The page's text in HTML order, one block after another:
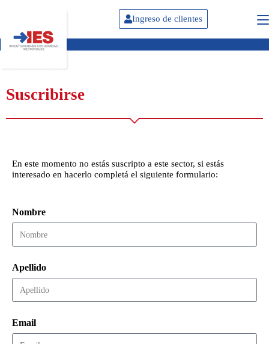
Ingreso de clientes
Suscribirse
En este momento no estás suscripto a este sector, si estás
interesado en hacerlo completá el siguiente formulario:
Nombre
Apellido
Email